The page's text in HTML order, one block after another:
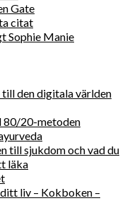
Gate
citat
Sophie Manie
den digitala världen
80/20-metoden
till sjukdom och vad du
läka
liv – Kokboken –